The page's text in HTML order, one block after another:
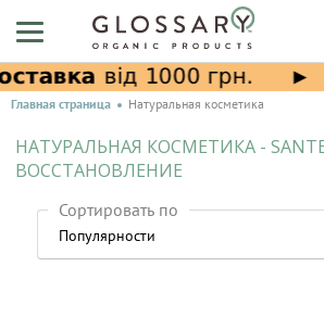
Главная страница Натуральная косметика
НАТУРАЛЬНАЯ КОСМЕТИКА -
ВОССТАНОВЛЕНИЕ
Сортировать по